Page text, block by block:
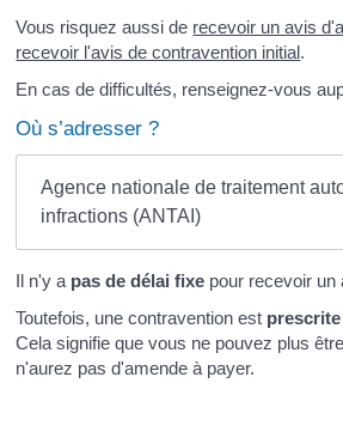
Vous risquez aussi de recevoir un avis
recevoir l'avis de contravention initial.
En cas de difficultés, renseignez-vous
Où s’adresser ?
Agence nationale de traitement
infractions (ANTAI)
Il n'y a pas de délai fixe pour recevoir un
Toutefois, une contravention est
Cela signifie que vous ne pouvez plus
n'aurez pas d'amende à payer.